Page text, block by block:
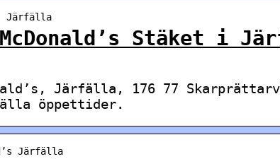
Järfälla
Stäket i
Järfälla, 176 77
öppettider.
Järfälla